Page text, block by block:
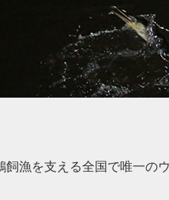
飼漁を支える全国で唯一の